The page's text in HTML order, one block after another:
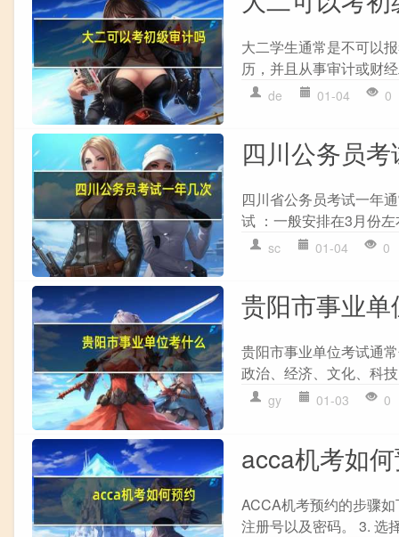
大二学生通常是不可以
历，并且从事审计或财
de 01-04 0
四川公务员
四川省公务员考试一年
试 ：一般安排在3月份
sc 01-04 0
贵阳市事业
贵阳市事业单位考试通
政治、经济、文化、科
gy 01-03 0
acca机考如
ACCA机考预约的步骤
注册号以及密码。 3. 选